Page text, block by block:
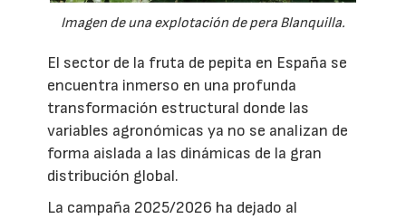
Imagen de una explotación de pera Blanquilla.
El sector de la fruta de pepita en España se
encuentra inmerso en una profunda
transformación estructural donde las
variables agronómicas ya no se analizan de
forma aislada a las dinámicas de la gran
distribución global.
La campaña 2025/2026 ha dejado al